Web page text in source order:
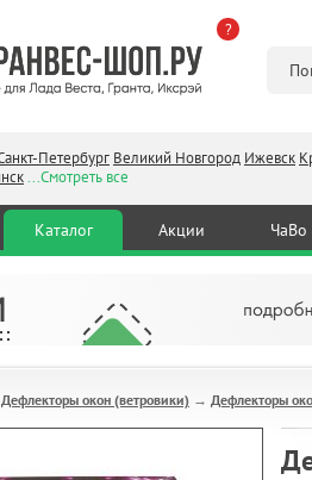
?
Петербург Великий Новгород Ижевск
...Смотреть все
Каталог Акции ЧаВо
Дефлекторы окон (ветровики) → Дефлекторы